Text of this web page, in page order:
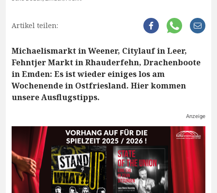
Artikel teilen:
Michaelismarkt in Weener, Citylauf in Leer,
Fehntjer Markt in Rhauderfehn, Drachenboote
in Emden: Es ist wieder einiges los am
Wochenende in Ostfriesland. Hier kommen
unsere Ausflugstipps.
Anzeige